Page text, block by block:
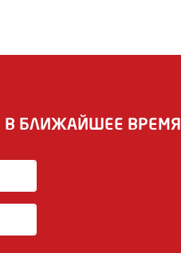
В БЛИЖАЙШЕЕ ВРЕМЯ